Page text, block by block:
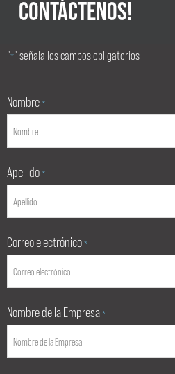
CONTÁCTENOS!
"*" señala los campos obligatorios
Nombre *
Apellido *
Correo electrónico *
Nombre de la Empresa *